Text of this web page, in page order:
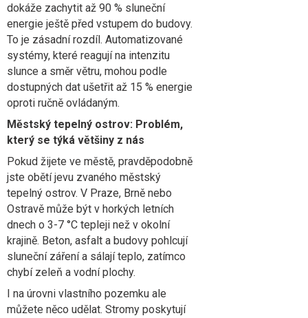
dokáže zachytit až 90 % sluneční
energie ještě před vstupem do budovy.
To je zásadní rozdíl. Automatizované
systémy, které reagují na intenzitu
slunce a směr větru, mohou podle
dostupných dat ušetřit až 15 % energie
oproti ručně ovládaným.
Městský tepelný ostrov: Problém,
který se týká většiny z nás
Pokud žijete ve městě, pravděpodobně
jste obětí jevu zvaného městský
tepelný ostrov. V Praze, Brně nebo
Ostravě může být v horkých letních
dnech o 3-7 °C tepleji než v okolní
krajině. Beton, asfalt a budovy pohlcují
sluneční záření a sálají teplo, zatímco
chybí zeleň a vodní plochy.
I na úrovni vlastního pozemku ale
můžete něco udělat. Stromy poskytují